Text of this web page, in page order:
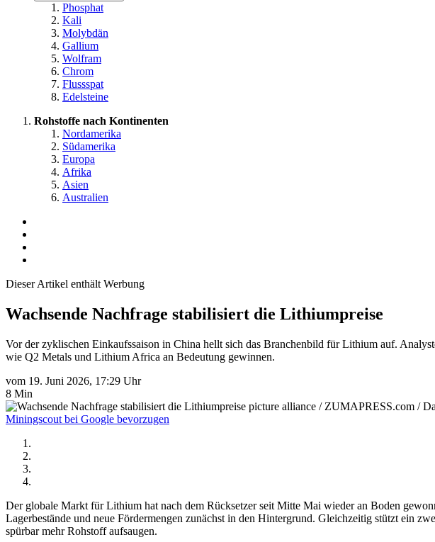
Phosphat
Kali
Molybdän
Gallium
Wolfram
Chrom
Flussspat
Edelsteine
Rohstoffe nach Kontinenten
Nordamerika
Südamerika
Europa
Afrika
Asien
Australien
Dieser Artikel enthält Werbung
Wachsende Nachfrage stabilisiert die Lithiumpreise
Vor der zyklischen Einkaufssaison in China hellt sich das Branchenbild für Lithium auf.
wie Q2 Metals und Lithium Africa an Bedeutung gewinnen.
vom 19. Juni 2026, 17:29 Uhr
8 Min
picture alliance / ZUMAPRESS.com /
Miningscout bei Google bevorzugen
Der globale Markt für Lithium hat nach dem Rücksetzer seit Mitte Mai wieder an Boden
Lagerbestände und neue Fördermengen zunächst in den Hintergrund. Gleichzeitig stützt ein
spürbar mehr Rohstoff aufsaugen.